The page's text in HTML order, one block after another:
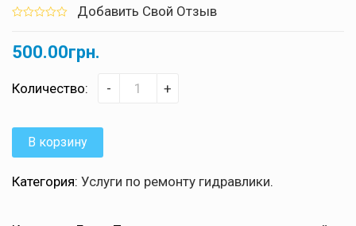
of
based
ratings
Добавить Свой Отзыв
500.00грн.
Количество: - +
В корзину
Категория: Услуги по ремонту гидравлики.